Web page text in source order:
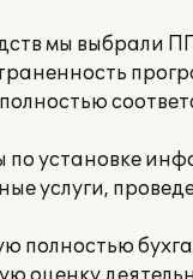
мы выбрали
по установке
услуги,